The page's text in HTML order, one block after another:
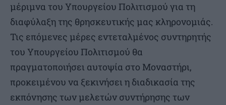
μέριμνα του Υπουργείου Πολιτισμού για τη
διαφύλαξη της θρησκευτικής μας κληρονομιάς.
Τις επόμενες μέρες εντεταλμένος συντηρητής
του Υπουργείου Πολιτισμού θα
πραγματοποιήσει αυτοψία στο Μοναστήρι,
προκειμένου να ξεκινήσει η διαδικασία της
εκπόνησης των μελετών συντήρησης των